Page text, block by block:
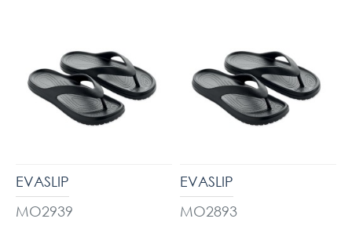
MO2939
EVASLIP
MO2893
EVASLIP